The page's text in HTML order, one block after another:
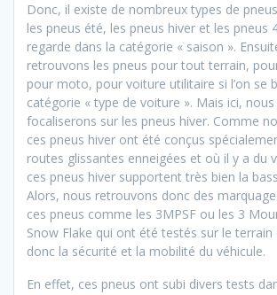
Donc, il existe de nombreux types de
les pneus été, les pneus hiver et les pneus
regarde dans la catégorie « saison ».
retrouvons les pneus pour tout terrain,
pour moto, pour voiture utilitaire si l’on se
catégorie « type de voiture ». Mais ici,
focaliserons sur les pneus hiver. Comme
ces pneus hiver ont été conçus
routes glissantes enneigées et où il y a du
ces pneus hiver supportent très bien la
Alors, nous retrouvons donc des
ces pneus comme les 3MPSF ou les 3
Snow Flake qui ont été testés sur le
donc la sécurité et la mobilité du véhicule.
En effet, ces pneus ont subi divers tests